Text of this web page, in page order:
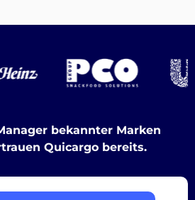
bekannter Marken
Quicargo bereits.